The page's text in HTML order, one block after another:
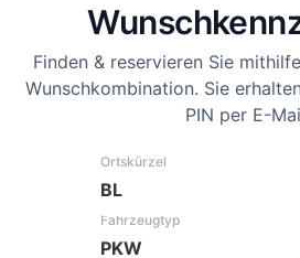
Finden & reservieren Sie
Wunschkombination. Sie
PIN per E-
Ortskürzel
Fahrzeugtyp